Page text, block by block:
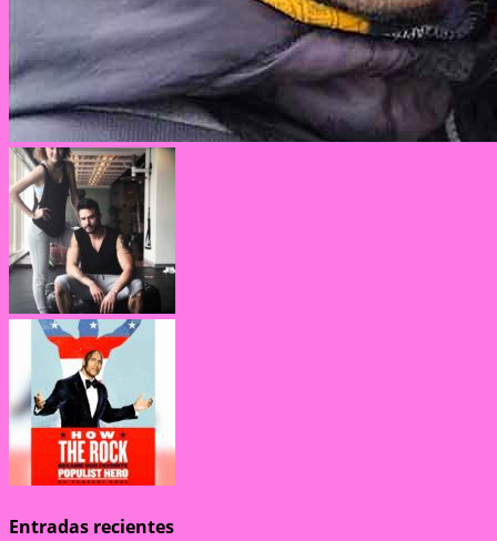
Entradas recientes